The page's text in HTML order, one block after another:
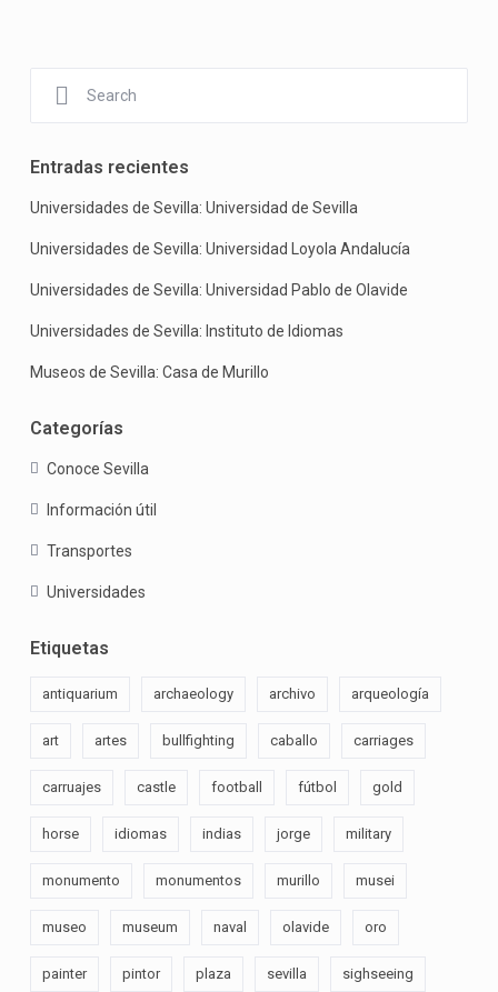
Entradas recientes
Universidades de Sevilla: Universidad de Sevilla
Universidades de Sevilla: Universidad Loyola Andalucía
Universidades de Sevilla: Universidad Pablo de Olavide
Universidades de Sevilla: Instituto de Idiomas
Museos de Sevilla: Casa de Murillo
Categorías
Conoce Sevilla
Información útil
Transportes
Universidades
Etiquetas
antiquarium archaeology archivo arqueología
art artes bullfighting caballo carriages
carruajes castle football fútbol gold
horse idiomas indias jorge military
monumento monumentos murillo musei
museo museum naval olavide oro
painter pintor plaza sevilla sighseeing